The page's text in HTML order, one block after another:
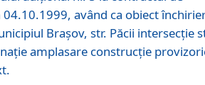
având ca obiect
Brașov, str. Păcii intersecție
amplasare construcție